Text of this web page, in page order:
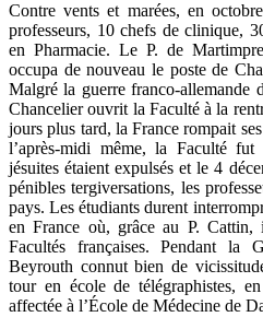
Contre vents et marées, en
professeurs, 10 chefs de clinique,
en Pharmacie. Le P. de
occupa de nouveau le poste de
Malgré la guerre franco-allemande
Chancelier ouvrit la Faculté à la
jours plus tard, la France rompait
l’après-midi même, la Faculté
jésuites étaient expulsés et le 4
pénibles tergiversations, les
pays. Les étudiants durent
en France où, grâce au P. Cattin,
Facultés françaises. Pendant la
Beyrouth connut bien de
tour en école de télégraphistes,
affectée à l’École de Médecine de